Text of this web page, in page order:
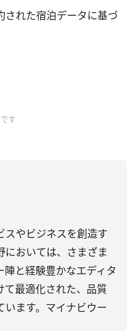
れた宿泊データに基づ
す
スやビジネスを創造す
においては、さまざま
と経験豊かなエディタ
て最適化された、品質
います。マイナビウー